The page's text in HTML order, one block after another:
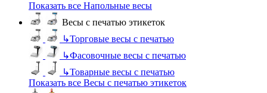
Показать все Напольные весы
Весы с печатью этикеток
↳Торговые весы с печатью
↳Фасовочные весы с печатью
↳Товарные весы с печатью
Показать все Весы с печатью этикеток